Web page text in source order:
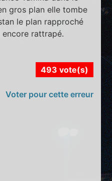
gros plan elle tombe
le plan rapproché
encore rattrapé.
493 vote(s)
Voter pour cette erreur